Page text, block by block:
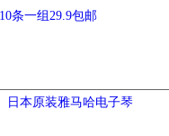
条一组29.9包邮
日本原装雅马哈电子琴